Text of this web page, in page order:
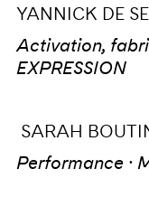
YANNICK DE
Activation,
EXPRESSION
SARAH
Performance ·